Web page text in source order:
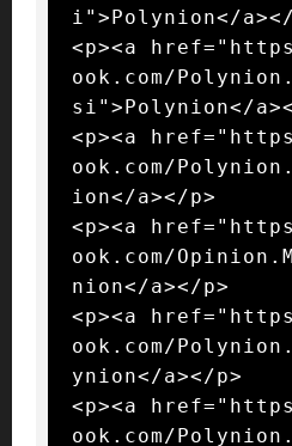
i">Polynion</
<p><a
ook.com/
si">Polynion</
<p><a
ook.com/
ion</a></p>
<p><a
ook.com/
nion</a></p>
<p><a
ook.com/
ynion</a></p>
<p><a
ook.com/